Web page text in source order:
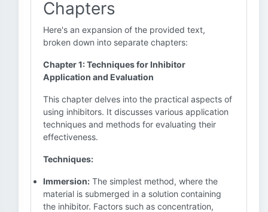
Chapters
Here's an expansion of the provided text,
broken down into separate chapters:
Chapter 1: Techniques for Inhibitor
Application and Evaluation
This chapter delves into the practical aspects of
using inhibitors. It discusses various application
techniques and methods for evaluating their
effectiveness.
Techniques:
Immersion: The simplest method, where the
material is submerged in a solution containing
the inhibitor. Factors such as concentration,